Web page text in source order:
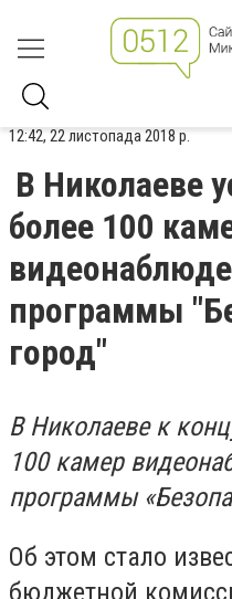
12:42, 22 листопада 2018 р.
В Николаеве
более 100
программы
город"
В Николаеве к
100 камер
программы
Об этом стало
бюджетной